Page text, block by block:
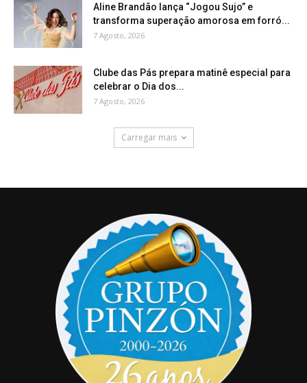
Aline Brandão lança “Jogou Sujo” e
transforma superação amorosa em forró...
7 Agosto, 2026
Clube das Pás prepara matinê especial para
celebrar o Dia dos...
7 Agosto, 2026
Carregar mais